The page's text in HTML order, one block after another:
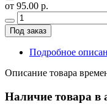
от 95.00 р.
Под заказ
Подробное
Описание товара
Наличие товара в